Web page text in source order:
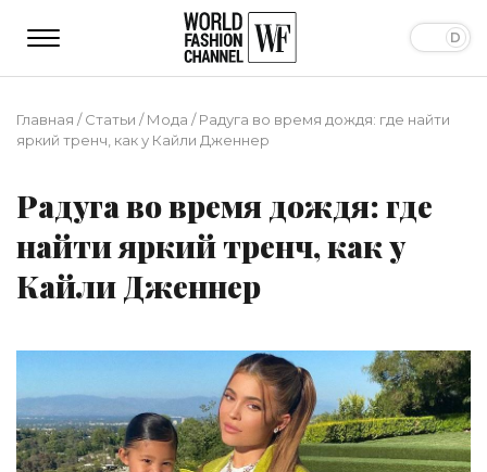
Главная /Статьи /Мода /Радуга во время дождя: где найти
яркий тренч, как у Кайли Дженнер
Радуга во время дождя: где
найти яркий тренч, как у
Кайли Дженнер